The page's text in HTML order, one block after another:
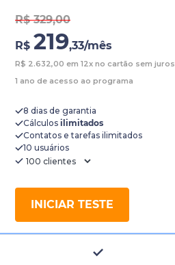
R$ 329,00
R$ 219,33/mês
R$ 2.632,00 em 12x no cartão sem juros
1 ano de acesso ao programa
8 dias de garantia
Cálculos ilimitados
Contatos e tarefas ilimitados
10 usuários
INICIAR TESTE